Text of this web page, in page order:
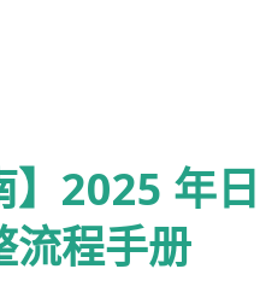
】2025 年
流程手册